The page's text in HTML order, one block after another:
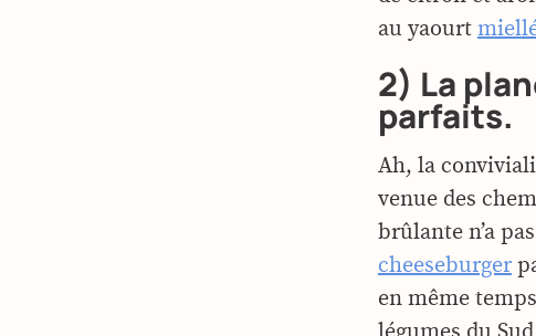
au yaourt
2) La
parfaits.
Ah, la
venue des
brûlante n’a
cheeseburger
en même